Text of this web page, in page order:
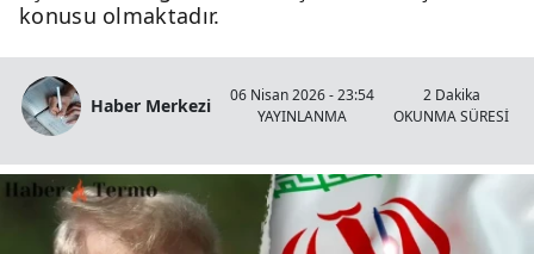
konusu olmaktadır.
Haber Merkezi
06 Nisan 2026 - 23:54
YAYINLANMA
2 Dakika
OKUNMA SÜRESİ